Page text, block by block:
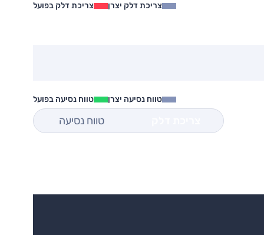
צריכת דלק יצרן צריכת דלק בפועל
טווח נסיעה יצרן טווח נסיעה בפועל
טווח נסיעה